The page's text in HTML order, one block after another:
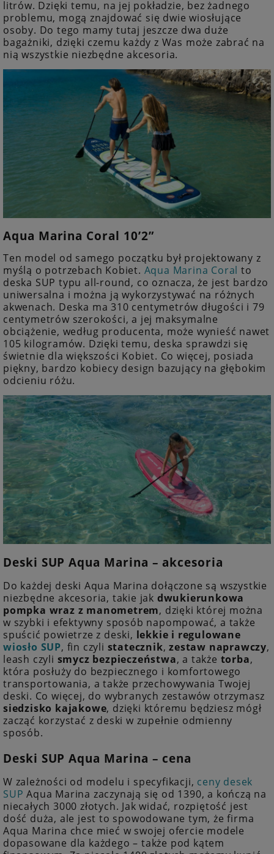
litrów. Dzięki temu, na jej pokładzie, bez żadnego
problemu, mogą znajdować się dwie wiosłujące
osoby. Do tego mamy tutaj jeszcze dwa duże
bagażniki, dzięki czemu każdy z Was może zabrać na
nią wszystkie niezbędne akcesoria.
Aqua Marina Coral 10’2”
Ten model od samego początku był projektowany z
myślą o potrzebach Kobiet. Aqua Marina Coral to
deska SUP typu all-round, co oznacza, że jest bardzo
uniwersalna i można ją wykorzystywać na różnych
akwenach. Deska ma 310 centymetrów długości i 79
centymetrów szerokości, a jej maksymalne
obciążenie, według producenta, może wynieść nawet
105 kilogramów. Dzięki temu, deska sprawdzi się
świetnie dla większości Kobiet. Co więcej, posiada
piękny, bardzo kobiecy design bazujący na głębokim
odcieniu różu.
Deski SUP Aqua Marina – akcesoria
Do każdej deski Aqua Marina dołączone są wszystkie
niezbędne akcesoria, takie jak dwukierunkowa
pompka wraz z manometrem, dzięki której można
w szybki i efektywny sposób napompować, a także
spuścić powietrze z deski, lekkie i regulowane
wiosło SUP, fin czyli statecznik,zestaw naprawczy,
leash czyli smycz bezpieczeństwa, a także torba,
która posłuży do bezpiecznego i komfortowego
transportowania, a także przechowywania Twojej
deski. Co więcej, do wybranych zestawów otrzymasz
siedzisko kajakowe, dzięki któremu będziesz mógł
zacząć korzystać z deski w zupełnie odmienny
sposób.
Deski SUP Aqua Marina – cena
W zależności od modelu i specyfikacji, ceny desek
SUP Aqua Marina zaczynają się od 1390, a kończą na
niecałych 3000 złotych. Jak widać, rozpiętość jest
dość duża, ale jest to spowodowane tym, że firma
Aqua Marina chce mieć w swojej ofercie modele
dopasowane dla każdego – także pod kątem